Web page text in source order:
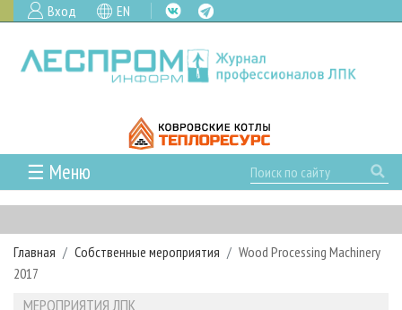
Вход EN
☰ Меню
ГЛАВНАЯ
РУБРИКИ И ТЕМЫ
РУБРИКИ ЖУРНАЛА
НОВОСТИ
ПРОЕКТЫ ЛПИ
Главная Собственные мероприятия
Wood Processing Machinery
2017
МЕРОПРИЯТИЯ ЛПК